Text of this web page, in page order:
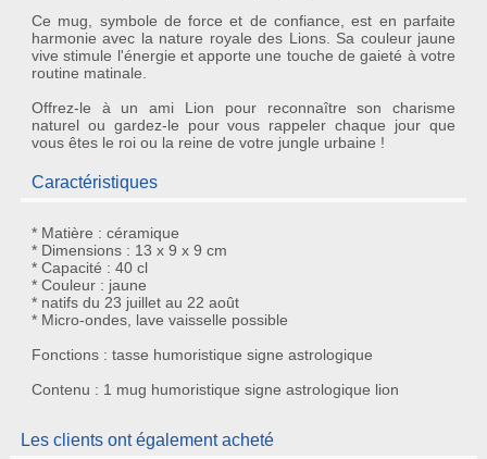
Ce mug, symbole de force et de confiance, est en parfaite
harmonie avec la nature royale des Lions. Sa couleur jaune
vive stimule l'énergie et apporte une touche de gaieté à votre
routine matinale.
Offrez-le à un ami Lion pour reconnaître son charisme
naturel ou gardez-le pour vous rappeler chaque jour que
vous êtes le roi ou la reine de votre jungle urbaine !
Caractéristiques
* Matière : céramique
* Dimensions : 13 x 9 x 9 cm
* Capacité : 40 cl
* Couleur : jaune
* natifs du 23 juillet au 22 août
* Micro-ondes, lave vaisselle possible
Fonctions : tasse humoristique signe astrologique
Contenu : 1 mug humoristique signe astrologique lion
Les clients ont également acheté